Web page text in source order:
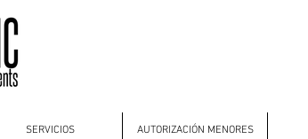
SERVICIOS AUTORIZACIÓN MENORES